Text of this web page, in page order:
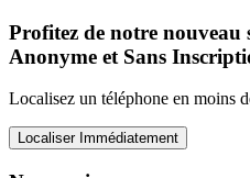
Profitez de notre nouveau
Anonyme et Sans
Localisez un téléphone en moins
Localiser Immédiatement